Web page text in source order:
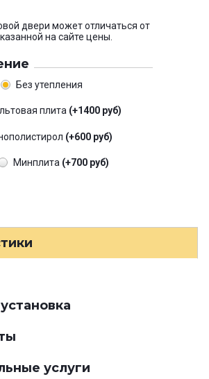
двери может отличаться от
на сайте цены.
Без утепления
плита (+1400 руб)
(+600 руб)
Минплита (+700 руб)
услуги